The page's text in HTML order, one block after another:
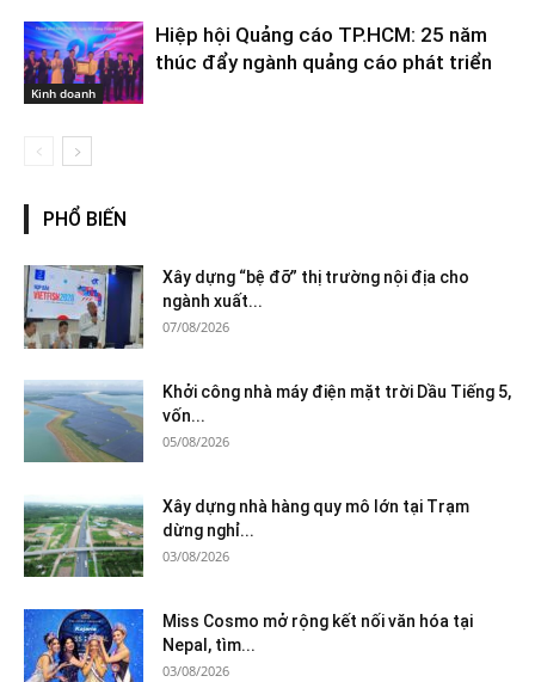
Kinh doanh
Hiệp hội Quảng cáo TP.HCM: 25 năm
thúc đẩy ngành quảng cáo phát triển
PHỔ BIẾN
Xây dựng “bệ đỡ” thị trường nội địa cho
ngành xuất...
07/08/2026
Khởi công nhà máy điện mặt trời Dầu Tiếng 5,
vốn...
05/08/2026
Xây dựng nhà hàng quy mô lớn tại Trạm
dừng nghỉ...
03/08/2026
Miss Cosmo mở rộng kết nối văn hóa tại
Nepal, tìm...
03/08/2026